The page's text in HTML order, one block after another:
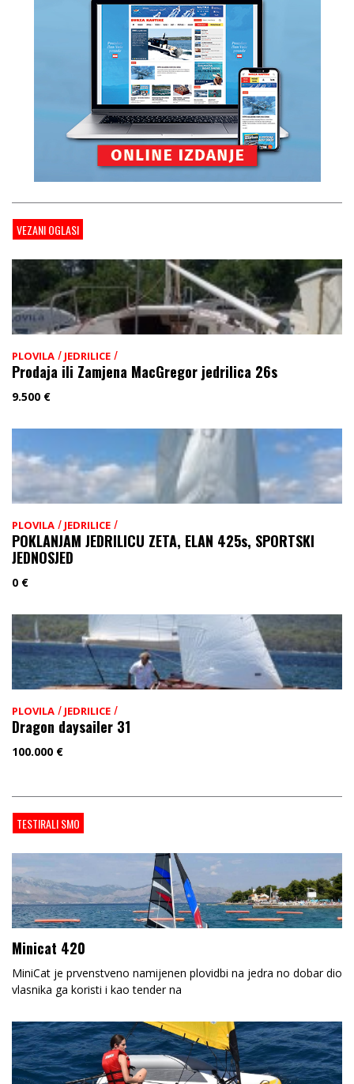
VEZANI OGLASI
PLOVILA / JEDRILICE /
Prodaja ili Zamjena MacGregor jedrilica 26s
9.500 €
PLOVILA / JEDRILICE /
POKLANJAM JEDRILICU ZETA, ELAN 425s, SPORTSKI
JEDNOSJED
0 €
PLOVILA / JEDRILICE /
Dragon daysailer 31
100.000 €
TESTIRALI SMO
Minicat 420
MiniCat je prvenstveno namijenen plovidbi na jedra no dobar dio
vlasnika ga koristi i kao tender na